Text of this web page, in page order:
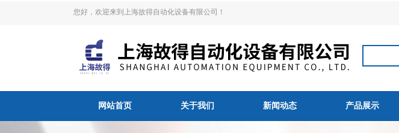
您好，欢迎来到上海故得自动化设备有限公司！
网站首页 关于我们 新闻动态 产品展示